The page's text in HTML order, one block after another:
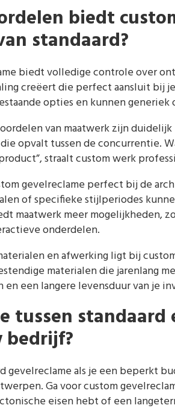
biedt
standaard?
biedt volledige controle over
creëert die perfect aansluit bij
opties en kunnen generiek
van maatwerk zijn
opvalt tussen de concurrentie.
straalt custom werk
gevelreclame perfect bij de
of specifieke stijlperiodes
maatwerk meer mogelijkheden,
onderdelen.
en afwerking ligt bij
materialen die jarenlang
en een langere levensduur van je
tussen
bedrijf?
gevelreclame als je een beperkt
Ga voor custom
eisen hebt of een